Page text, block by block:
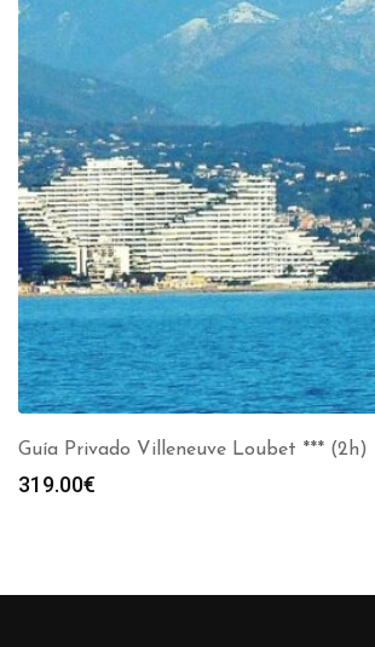
Guía Privado Villeneuve Loubet *** (2h)
319.00€